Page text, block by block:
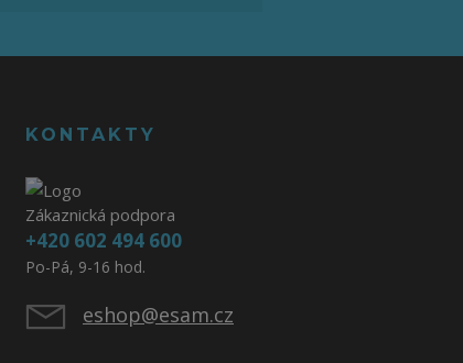
KONTAKTY
Zákaznická podpora
+420 602 494 600
Po-Pá, 9-16 hod.
eshop@esam.cz